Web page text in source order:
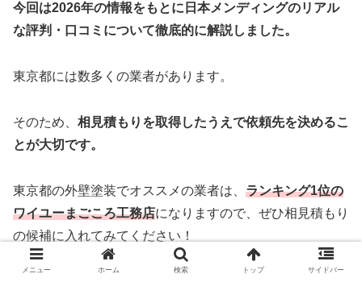
今回は2026年の情報をもとに日本メンディングのリアル
な評判・口コミについて徹底的に解説しました。
東京都には数多くの業者があります。
そのため、 相見積もりを取得したうえで依頼先を決めるこ
とが大切です。
東京都の外壁塗装でオススメの業者は、 ランキング1位の
ワイユーまごころ工務店になりますので、ぜひ相見積もり
の候補に入れてみてください！
メニュー ホーム 検索 トップ サイドバー